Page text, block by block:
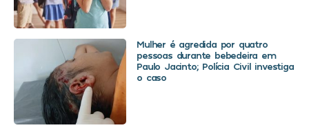
Mulher é agredida por quatro
pessoas durante bebedeira em
Paulo Jacinto; Polícia Civil investiga
o caso